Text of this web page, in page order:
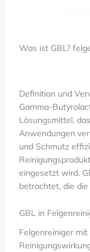
Was ist GBL?
Definition und
Gamma-
Lösungsmittel,
Anwendungen
und Schmutz
eingesetzt wird.
betrachtet, die
GBL in
Felgenreiniger